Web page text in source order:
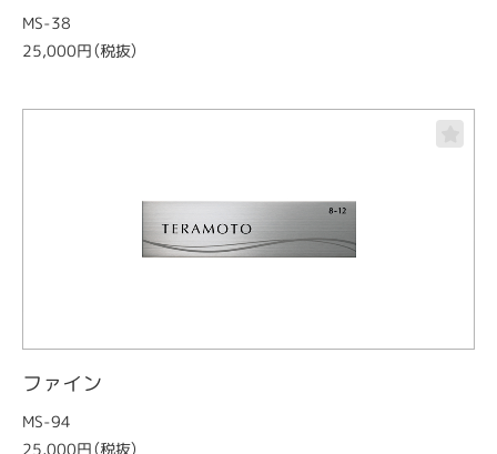
MS-38
25,000円（税抜）
ファイン
MS-94
25,000円（税抜）